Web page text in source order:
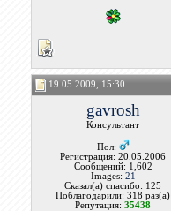
19.05.2009, 15:30
gavrosh
Консультант
Пол:
Регистрация: 20.05.2006
Сообщений: 1,602
Images: 21
Сказал(а) спасибо: 125
Поблагодарили: 318 раз(а)
Репутация:35438